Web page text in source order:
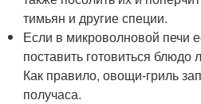
тимьян и другие специи.
Если в микроволновой печи
поставить готовиться
Как правило, овощи-гриль
получаса.